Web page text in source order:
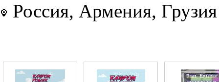
Россия, Армения, Грузия